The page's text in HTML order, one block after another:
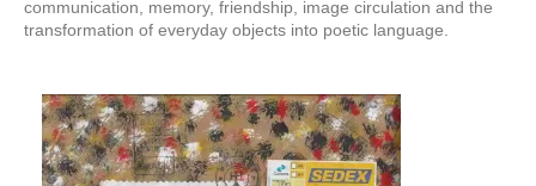
communication, memory, friendship, image circulation and the
transformation of everyday objects into poetic language.